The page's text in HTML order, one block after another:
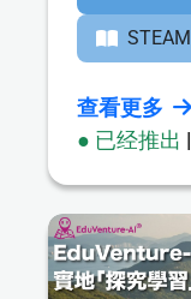
STEAM
查看更多
● 已经推出 |